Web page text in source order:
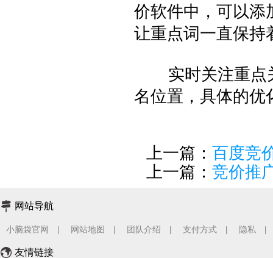
价软件中，可以添
让重点词一直保持
实时关注重点关
名位置，具体的优
上一篇： 百度竞
上一篇： 竞价推
网站导航
小脑袋官网 网站地图 团队介绍 支付方式 隐私
友情链接